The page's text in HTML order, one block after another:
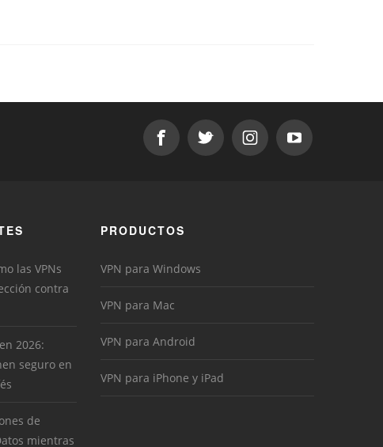
las VPNs
contra
2026:
seguro en
de
mientras
PRODUCTOS
VPN para Windows
VPN para Mac
VPN para Android
VPN para iPhone y iPad